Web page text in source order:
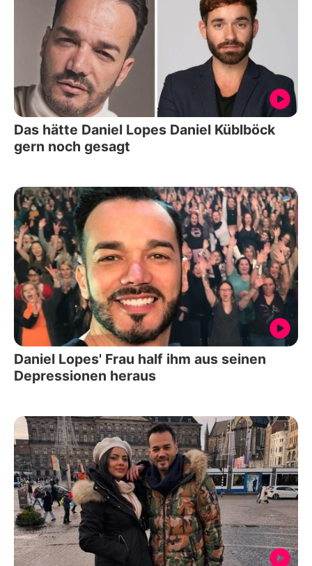
Das hätte Daniel Lopes Daniel Küblböck
gern noch gesagt
Daniel Lopes' Frau half ihm aus seinen
Depressionen heraus